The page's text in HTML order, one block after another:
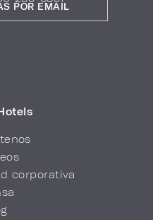
corporativa
POR EMAIL